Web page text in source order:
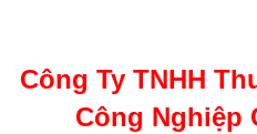
Công Ty TNHH
Công Nghiệp